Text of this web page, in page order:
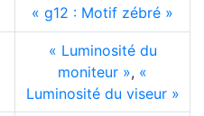
g12 : Motif zébré
Luminosité du
moniteur
,
Luminosité du viseur